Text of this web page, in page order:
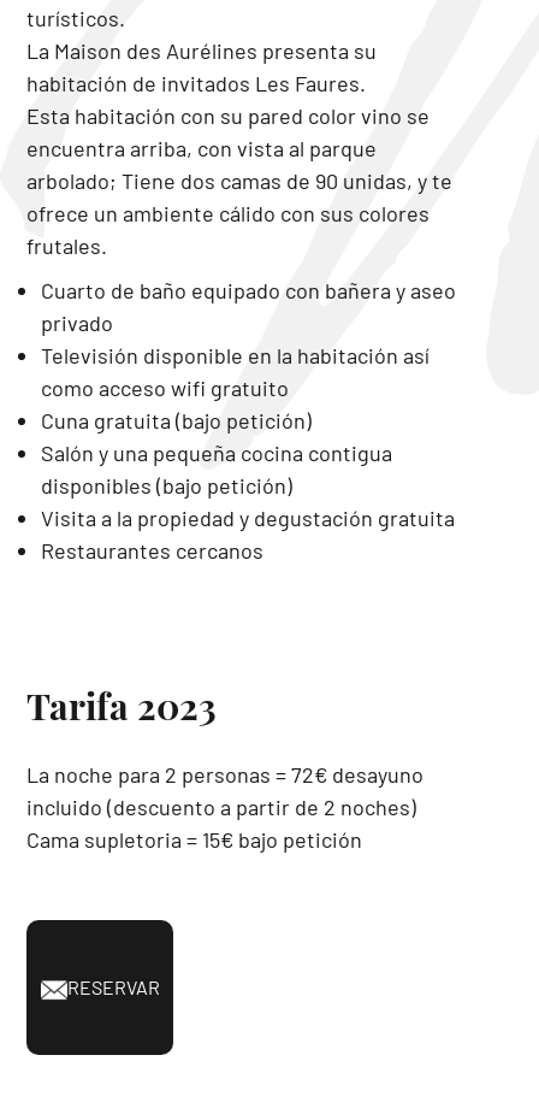
turísticos.
La Maison des Aurélines presenta su
habitación de invitados Les Faures.
Esta habitación con su pared color vino se
encuentra arriba, con vista al parque
arbolado; Tiene dos camas de 90 unidas, y te
ofrece un ambiente cálido con sus colores
frutales.
Cuarto de baño equipado con bañera y aseo
privado
Televisión disponible en la habitación así
como acceso wifi gratuito
Cuna gratuita (bajo petición)
Salón y una pequeña cocina contigua
disponibles (bajo petición)
Visita a la propiedad y degustación gratuita
Restaurantes cercanos
Tarifa 2023
La noche para 2 personas = 72€ desayuno
incluido (descuento a partir de 2 noches)
Cama supletoria = 15€ bajo petición
RESERVAR